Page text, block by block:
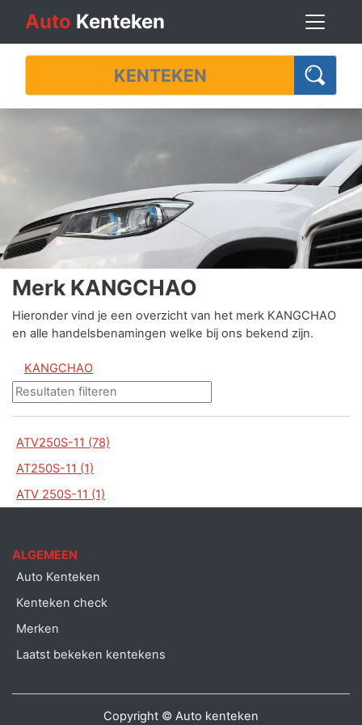
Auto Kenteken
Merk KANGCHAO
Hieronder vind je een overzicht van het merk KANGCHAO
en alle handelsbenamingen welke bij ons bekend zijn.
KANGCHAO
ATV250S-11 (78)
AT250S-11 (1)
ATV 250S-11 (1)
ALGEMEEN
Auto Kenteken
Kenteken check
Merken
Laatst bekeken kentekens
Copyright © Auto kenteken